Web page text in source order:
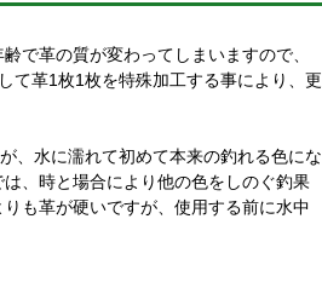
で革の質が変わってしまいますので、
て革1枚1枚を特殊加工する事により、更
、水に濡れて初めて本来の釣れる色にな
、時と場合により他の色をしのぐ釣果
も革が硬いですが、使用する前に水中